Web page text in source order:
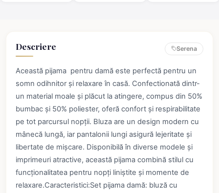
Descriere Serena
Această pijama pentru damă este perfectă pentru un
somn odihnitor și relaxare în casă. Confectionată dintr-
un material moale și plăcut la atingere, compus din 50%
bumbac și 50% poliester, oferă confort și respirabilitate
pe tot parcursul nopții. Bluza are un design modern cu
mânecă lungă, iar pantalonii lungi asigură lejeritate și
libertate de mișcare. Disponibilă în diverse modele și
imprimeuri atractive, această pijama combină stilul cu
funcționalitatea pentru nopți liniștite și momente de
relaxare.Caracteristici:Set pijama damă: bluză cu